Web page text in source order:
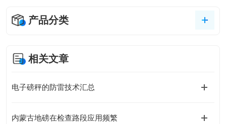
产品分类
相关文章
电子磅秤的防雷技术汇总
内蒙古地磅在检查路段应用频繁